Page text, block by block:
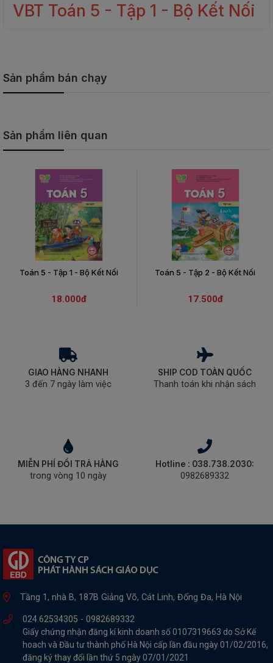
VBT Toán 5 - Tập 1 - Bộ Kết Nối
Sản phẩm bán chạy
Sản phẩm liên quan
Toán 5 - Tập 1 - Bộ Kết Nối
18.000đ
Toán 5 - Tập 2 - Bộ Kết Nối
17.500đ
GIAO HÀNG NHANH
3 đến 7 ngày làm việc
SHIP COD TOÀN QUỐC
Thanh toán khi nhận sách
MIỄN PHÍ ĐỔI TRẢ HÀNG
trong vòng 10 ngày
Hotline : 038.738.2030:
0982689332
Tầng 1, nhà B, 187B Giảng Võ, Cát Linh, Đống Đa, Hà Nội
024.62534305 - 0982689332
Giấy chứng nhận đăng kí kinh doanh số 0107319663 do Sở Kế
hoach và Đầu tư thành phố Hà Nội cấp lần đầu ngày 01/02/2016,
đăng ký thay đổi lần thứ 5 ngày 07/01/2021